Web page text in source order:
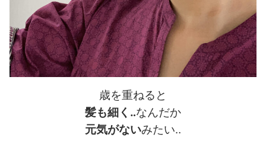
歳を重ねると
髪も細く‥なんだか
元気がないみたい‥